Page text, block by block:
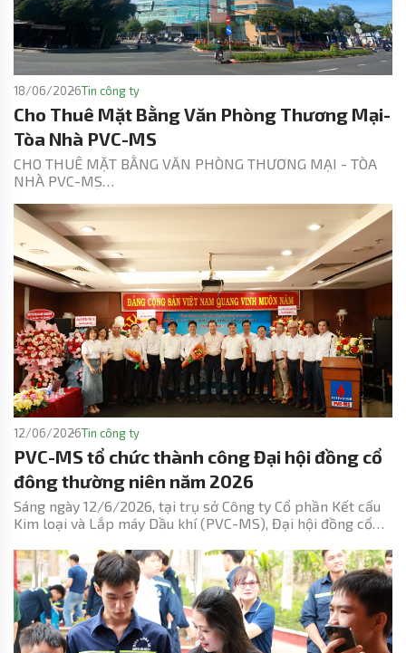
18/06/2026Tin công ty
Cho Thuê Mặt Bằng Văn Phòng Thương Mại-
Tòa Nhà PVC-MS
CHO THUÊ MẶT BẰNG VĂN PHÒNG THƯƠNG MẠI - TÒA
NHÀ PVC-MS
TÀU CŨ
Chúng tôi, Công ty Cổ phần Kết cấu Kim loại và Lắp máy
Dầu khí (PVC-MS) hiện đang cho thuê mặt bằng Văn
phòng Thương mại (VPTM tầng 1-5) – Tòa nhà Khu Phức
Hợp Chung cư Cao ốc Văn phòng PVC-MS
12/06/2026Tin công ty
PVC-MS tổ chức thành công Đại hội đồng cổ
đông thường niên năm 2026
Sáng ngày 12/6/2026, tại trụ sở Công ty Cổ phần Kết cấu
Kim loại và Lắp máy Dầu khí (PVC-MS), Đại hội đồng cổ
trong không khí trang trọng, dân chủ và trách nhiệm. Đại
hội là sự kiện quan trọng nhằm tổng kết, đánh giá kết quả
hoạt động năm 2025, đồng thời thảo luận, thông qua các
báo cáo, tờ trình, nhiệm vụ và các chỉ tiêu trọng tâm năm
2026, tạo nền tảng cho giai đoạn phát triển mới của Công
ty.